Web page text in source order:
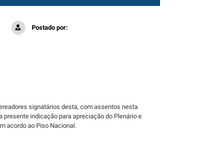
Postado por:
signatários desta, com assentos nesta
indicação para apreciação do Plenário e
acordo ao Piso Nacional.